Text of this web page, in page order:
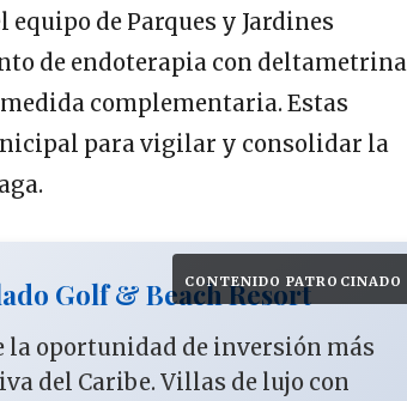
equipo de Parques y Jardines
de endoterapia con deltametrina
complementaria. Estas
para vigilar y consolidar la
CONTENIDO PATROCINADO
Golf & Beach Resort
la oportunidad de inversión más
del Caribe. Villas de lujo con